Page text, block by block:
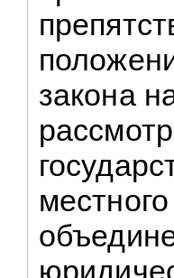
закона